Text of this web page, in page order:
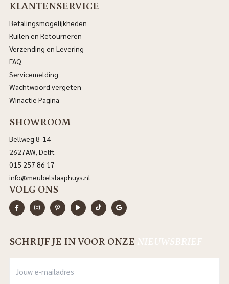
KLANTENSERVICE
Betalingsmogelijkheden
Ruilen en Retourneren
Verzending en Levering
FAQ
Servicemelding
Wachtwoord vergeten
Winactie Pagina
SHOWROOM
Bellweg 8-14
2627AW, Delft
015 257 86 17
info@meubelslaaphuys.nl
VOLG ONS
SCHRIJF JE IN VOOR ONZE NIEUWSBRIEF